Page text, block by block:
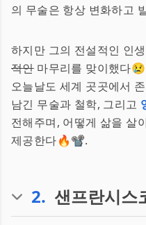
의 무술은 항상 변화하고
하지만 그의 전설적인 인
적인마무리를 맞이했다
오늘날도 세계 곳곳에서
남긴 무술과 철학, 그리고
전해주며, 어떻게 삶을 살
제공한다🔥📽.
2. 샌프란시스